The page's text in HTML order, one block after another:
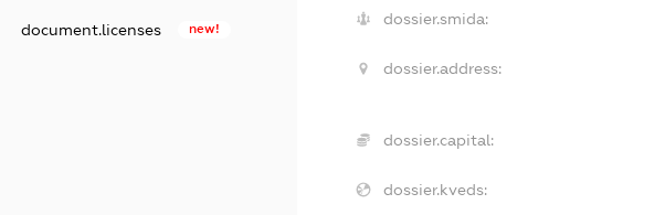
document.licenses new!
dossier.smida:
dossier.address:
dossier.capital:
dossier.kveds: